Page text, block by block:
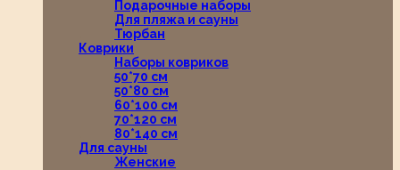
Подарочные наборы
Для пляжа и сауны
Тюрбан
Коврики
Наборы ковриков
50*70 см
50*80 см
60*100 см
70*120 см
80*140 см
Для сауны
Женские